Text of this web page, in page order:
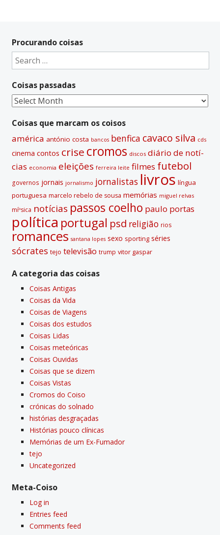
Procurando coisas
Search
for:
Coisas passadas
Coisas
Coisas que marcam os coisos
américa antónio costa bancos benfica cavaco silva cds
cinema contos crise cromos discos diário de notí­
cias economia eleições ferreira leite filmes futebol
governos jornais jornalismo jornalistas livros lí­ngua
portuguesa marcelo rebelo de sousa memórias miguel relvas
míºsica notí­cias passos coelho paulo portas
polí­tica portugal psd religião rios
romances santana lopes sexo sporting séries
sócrates tejo televisão trump vitor gaspar
A categoria das coisas
Coisas Antigas
Coisas da Vida
Coisas de Viagens
Coisas dos estudos
Coisas Lidas
Coisas meteóricas
Coisas Ouvidas
Coisas que se dizem
Coisas Vistas
Cromos do Coiso
crónicas do solnado
histórias desgraçadas
Histórias pouco clí­nicas
Memórias de um Ex-Fumador
tejo
Uncategorized
Meta-Coiso
Log in
Entries feed
Comments feed